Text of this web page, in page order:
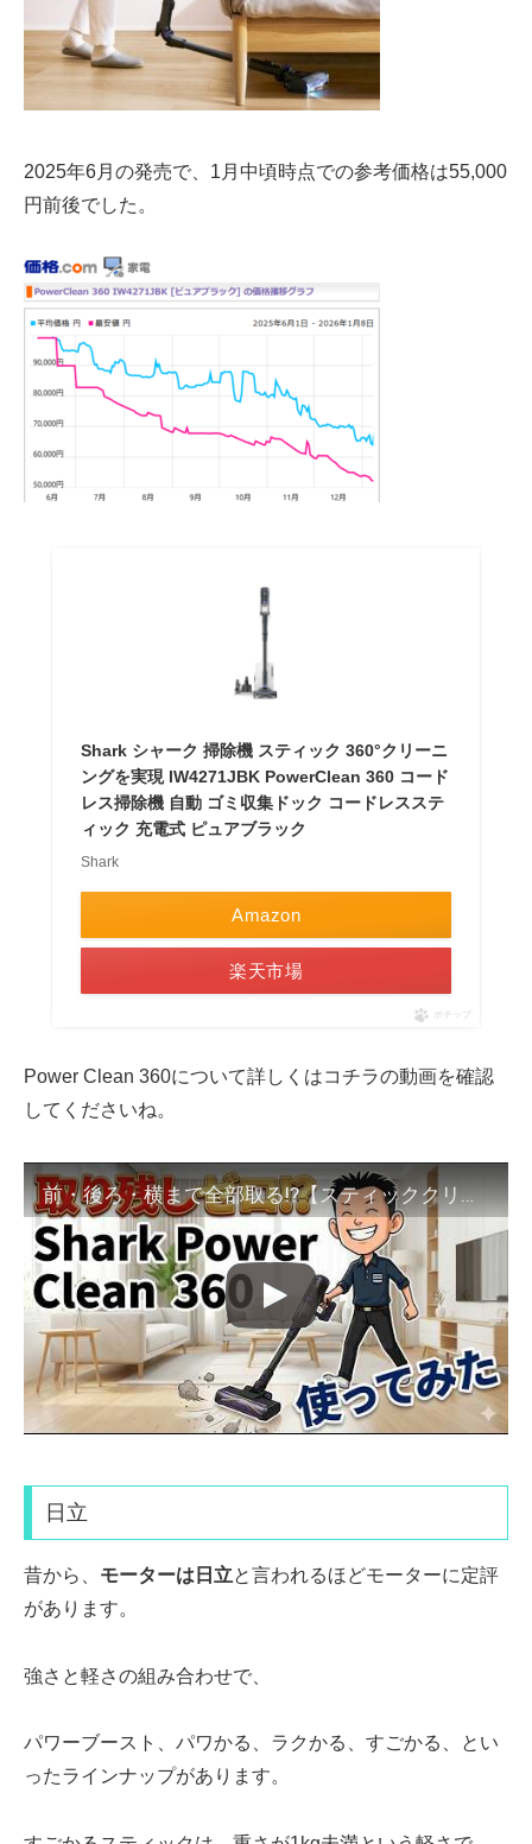
2025年6月の発売で、1月中頃時点での参考価格は55,000
円前後でした。
Shark シャーク 掃除機 スティック 360°クリーニ
ングを実現 IW4271JBK PowerClean 360 コード
レス掃除機 自動 ゴミ収集ドック コードレスステ
ィック 充電式 ピュアブラック
Shark
Amazon
楽天市場
ポチップ
Power Clean 360について詳しくはコチラの動画を確認
してくださいね。
前・後ろ・横まで全部取る⁉【スティッククリーナー】Shark Power Clean 360
日立
昔から、 モーターは日立と言われるほどモーターに定評
があります。
強さと軽さの組み合わせで、
パワーブースト 、 パワかる 、 ラクかる 、 すごかる 、とい
ったラインナップがあります。